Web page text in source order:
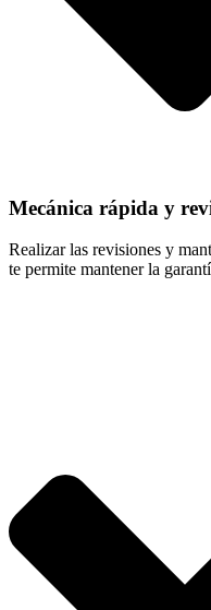
Mecánica rápida y
Realizar las revisiones y
te permite mantener la